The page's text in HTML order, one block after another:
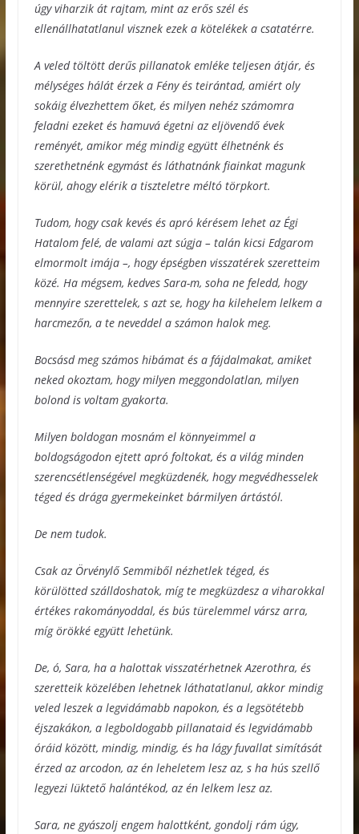
úgy viharzik át rajtam, mint az erős szél és
ellenállhatatlanul visznek ezek a kötelékek a csatatérre.
A veled töltött derűs pillanatok emléke teljesen átjár, és
mélységes hálát érzek a Fény és teirántad, amiért oly
sokáig élvezhettem őket, és milyen nehéz számomra
feladni ezeket és hamuvá égetni az eljövendő évek
reményét, amikor még mindig együtt élhetnénk és
szerethetnénk egymást és láthatnánk fiainkat magunk
körül, ahogy elérik a tiszteletre méltó törpkort.
Tudom, hogy csak kevés és apró kérésem lehet az Égi
Hatalom felé, de valami azt súgja – talán kicsi Edgarom
elmormolt imája –, hogy épségben visszatérek szeretteim
közé. Ha mégsem, kedves Sara-m, soha ne feledd, hogy
mennyire szerettelek, s azt se, hogy ha kilehelem lelkem a
harcmezőn, a te neveddel a számon halok meg.
Bocsásd meg számos hibámat és a fájdalmakat, amiket
neked okoztam, hogy milyen meggondolatlan, milyen
bolond is voltam gyakorta.
Milyen boldogan mosnám el könnyeimmel a
boldogságodon ejtett apró foltokat, és a világ minden
szerencsétlenségével megküzdenék, hogy megvédhesselek
téged és drága gyermekeinket bármilyen ártástól.
De nem tudok.
Csak az Örvénylő Semmiből nézhetlek téged, és
körülötted szálldoshatok, míg te megküzdesz a viharokkal
értékes rakományoddal, és bús türelemmel vársz arra,
míg örökké együtt lehetünk.
De, ó, Sara, ha a halottak visszatérhetnek Azerothra, és
szeretteik közelében lehetnek láthatatlanul, akkor mindig
veled leszek a legvidámabb napokon, és a legsötétebb
éjszakákon, a legboldogabb pillanataid és legvidámabb
óráid között, mindig, mindig, és ha lágy fuvallat simítását
érzed az arcodon, az én leheletem lesz az, s ha hús szellő
legyezi lüktető halántékod, az én lelkem lesz az.
Sara, ne gyászolj engem halottként, gondolj rám úgy,